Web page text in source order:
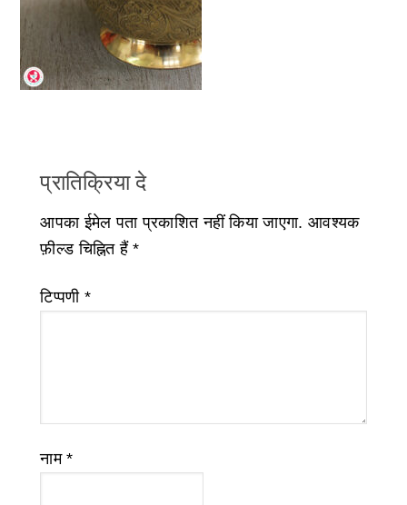
प्रातिक्रिया दे
आपका ईमेल पता प्रकाशित नहीं किया जाएगा. आवश्यक
फ़ील्ड चिह्नित हैं*
टिप्पणी *
नाम*